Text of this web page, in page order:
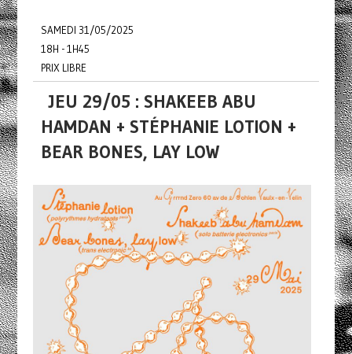
SAMEDI 31/05/2025
18H - 1H45
PRIX LIBRE
JEU 29/05 : SHAKEEB ABU
HAMDAN + STÉPHANIE LOTION +
BEAR BONES, LAY LOW